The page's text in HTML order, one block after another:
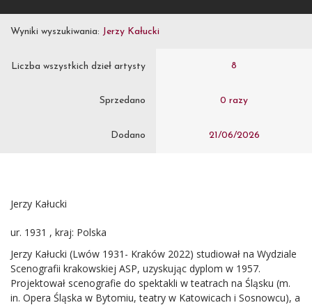
Wyniki wyszukiwania: Jerzy Kałucki
Liczba wszystkich dzieł artysty 8
Sprzedano 0 razy
Dodano 21/06/2026
Jerzy Kałucki
ur. 1931 , kraj: Polska
Jerzy Kałucki (Lwów 1931- Kraków 2022) studiował na Wydziale
Scenografii krakowskiej ASP, uzyskując dyplom w 1957.
Projektował scenografie do spektakli w teatrach na Śląsku (m.
in. Opera Śląska w Bytomiu, teatry w Katowicach i Sosnowcu), a